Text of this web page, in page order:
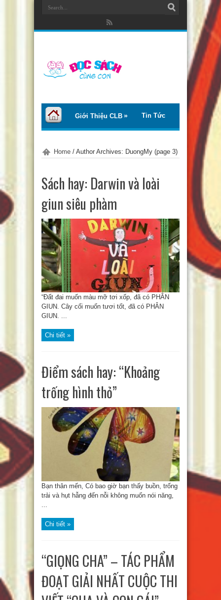
Giới Thiệu CLB Tin Tức
Chào Tiếng Việt
Trại Hè Thanh Thiếu Nhi EcoCamp
Home / Author Archives: DuongMy (page 3)
Sách hay: Darwin và loài
giun siêu phàm
“Đất đai muốn màu mỡ tơi xốp, đã có PHÂN
GIUN. Cây cối muốn tươi tốt, đã có PHÂN
GIUN. ...
Chi tiết »
Điểm sách hay: “Khoảng
trống hình thỏ”
Bạn thân mến, Có bao giờ bạn thấy buồn, trống
trải và hụt hẫng đến nỗi không muốn nói năng,
Chi tiết »
“GIỌNG CHA” – TÁC PHẨM
ĐOẠT GIẢI NHẤT CUỘC THI